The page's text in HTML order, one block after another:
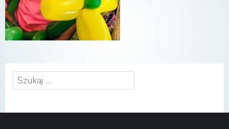
Szukaj: